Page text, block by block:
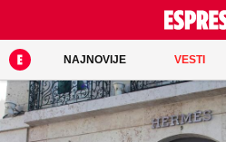
NAJNOVIJE VESTI